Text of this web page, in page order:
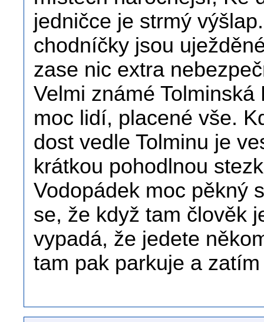
jedničce je strmý
chodníčky jsou
zase nic extra
Velmi známé
moc lidí, placené vše.
dost vedle Tolminu je
krátkou pohodlnou
Vodopádek moc pěkný
se, že když tam člověk
vypadá, že jedete
tam pak parkuje a